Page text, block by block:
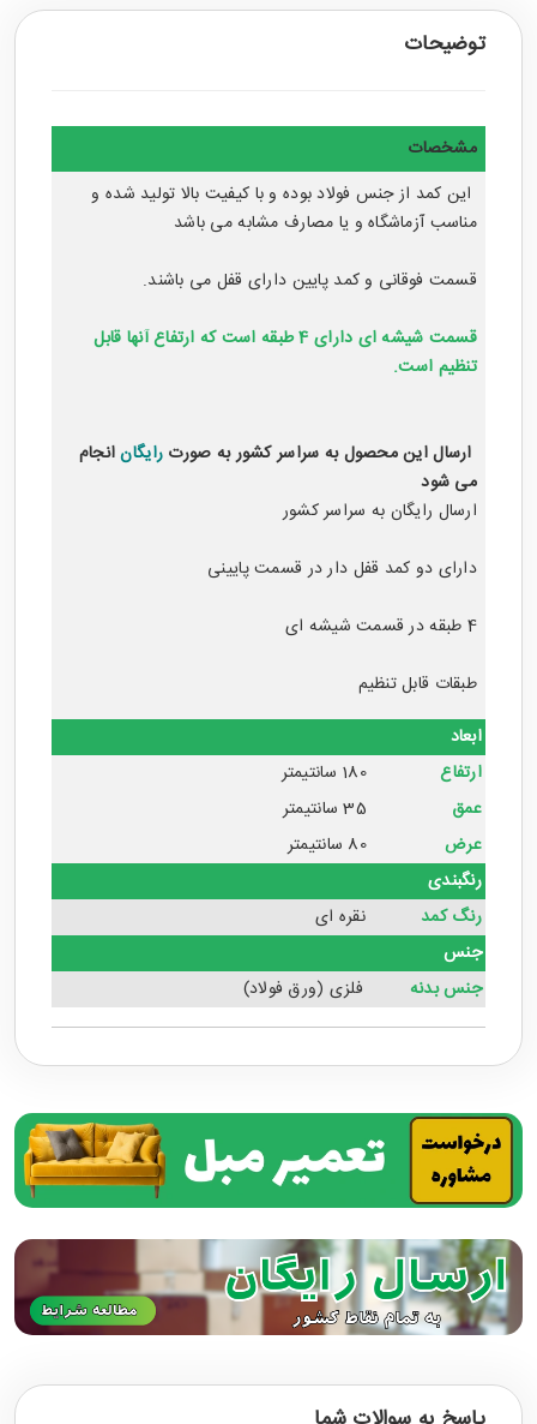
توضیحات
مشخصات
این کمد از جنس فولاد بوده و با کیفیت بالا تولید شده و
مناسب آزماشگاه و یا مصارف مشابه می باشد
قسمت فوقانی و کمد پایین دارای قفل می باشند.
قسمت شیشه ای دارای 4 طبقه است که ارتفاع آنها قابل
تنظیم است.
ارسال این محصول به سراسر کشور به صورت رایگانانجام
می شود
ارسال رایگان به سراسر کشور
دارای دو کمد قفل دار در قسمت پایینی
4 طبقه در قسمت شیشه ای
طبقات قابل تنظیم
ابعاد
ارتفاع
180 سانتیمتر
عمق
35 سانتیمتر
عرض
80 سانتیمتر
رنگبندی
رنگ کمد
نقره ای
جنس
جنس بدنه
فلزی (ورق فولاد)